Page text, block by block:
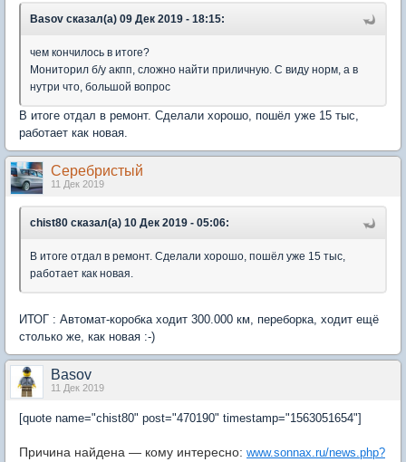
Basov сказал(а) 09 Дек 2019 - 18:15:
чем кончилось в итоге?
Мониторил б/у акпп, сложно найти приличную. С виду норм, а в
нутри что, большой вопрос
В итоге отдал в ремонт. Сделали хорошо, пошёл уже 15 тыс,
работает как новая.
Серебристый
11 Дек 2019
chist80 сказал(а) 10 Дек 2019 - 05:06:
В итоге отдал в ремонт. Сделали хорошо, пошёл уже 15 тыс,
работает как новая.
ИТОГ : Автомат-коробка ходит 300.000 км, переборка, ходит ещё
столько же, как новая :-)
Basov
11 Дек 2019
[quote name="chist80" post="470190" timestamp="1563051654"]
Причина найдена — кому интересно: www.sonnax.ru/news.php?